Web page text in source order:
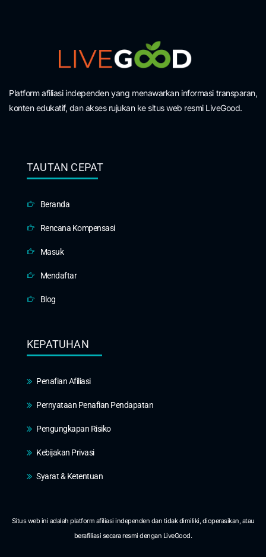
Platform afiliasi independen yang menawarkan informasi transparan,
konten edukatif, dan akses rujukan ke situs web resmi LiveGood.
TAUTAN CEPAT
Beranda
Rencana Kompensasi
Masuk
Mendaftar
Blog
KEPATUHAN
Penafian Afiliasi
Pernyataan Penafian Pendapatan
Pengungkapan Risiko
Kebijakan Privasi
Syarat & Ketentuan
Situs web ini adalah platform afiliasi independen dan tidak dimiliki, dioperasikan, atau
berafiliasi secara resmi dengan LiveGood.